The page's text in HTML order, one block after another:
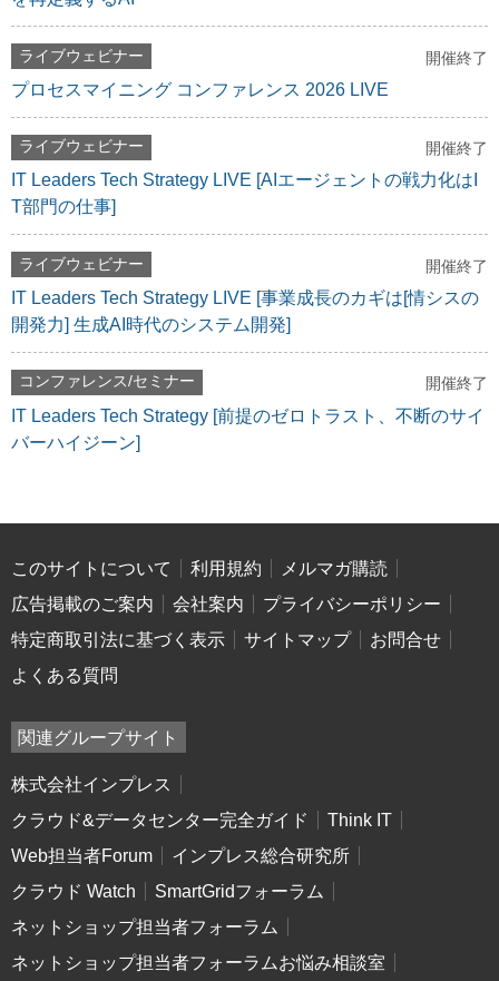
ライブウェビナー 開催終了
プロセスマイニング コンファレンス 2026 LIVE
ライブウェビナー 開催終了
IT Leaders Tech Strategy LIVE [AIエージェントの戦力化はI
T部門の仕事]
ライブウェビナー 開催終了
IT Leaders Tech Strategy LIVE [事業成長のカギは[情シスの
開発力] 生成AI時代のシステム開発]
コンファレンス/セミナー 開催終了
IT Leaders Tech Strategy [前提のゼロトラスト、不断のサイ
バーハイジーン]
このサイトについて 利用規約
メルマガ購読
広告掲載のご案内
会社案内
プライバシーポリシー
特定商取引法に基づく表示
サイトマップ
お問合せ
よくある質問
関連グループサイト
株式会社インプレス
クラウド&データセンター完全ガイド
Think IT
Web担当者Forum
インプレス総合研究所
クラウド Watch
SmartGridフォーラム
ネットショップ担当者フォーラム
ネットショップ担当者フォーラムお悩み相談室